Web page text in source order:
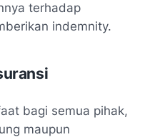
terhadap
indemnity.
bagi semua pihak,
maupun